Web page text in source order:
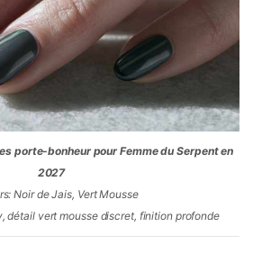
porte-bonheur pour Femme du Serpent en
2027
Noir de Jais, Vert Mousse
détail vert mousse discret, finition profonde